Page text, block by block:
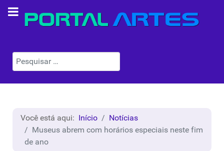
Pesquisar
Você está aqui: Início
Notícias
Museus abrem com horários especiais neste fim
de ano